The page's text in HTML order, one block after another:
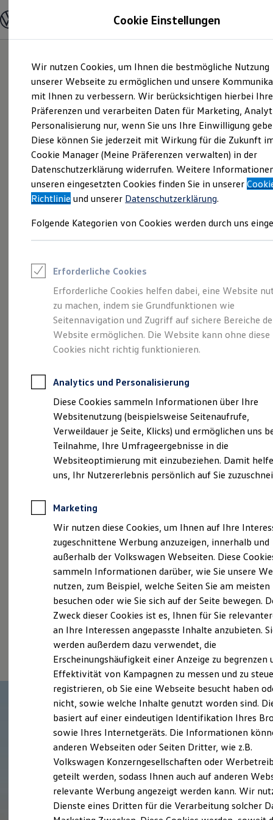
Hauptinhalt
springen
Footer
springen
Modelle und Konfigurator
Modelle vergleichen
Elektroautos
ENERGY Sondermodelle
Nutzfahrzeuge
SUV und CUV
Familienautos
Kombis
Kompaktwagen
Sportwagen
Schnell verfügbare Fahrzeuge
Angebote und Produkte
Aktuelle Angebote
E-Auto-Förderung
Volkswagen Marktplatz
Junge Gebrauchtwagen und Gebrauchtwagen
Saisonangebote
Leasing
Leasing-Angebote
Gebrauchtwagen Leasing
Junge Gebrauchtwagen-Leasing
Elektroauto Leasing
Kleinwagen-Leasing
Leasing ohne Anzahlung
Autokredit mit Schlussrate
Versicherungen und Garantien
Kfz-Versicherung
Restschuldversicherungen
Garantien
Wartungsverträge
Geschäftskunden
Professional Class bei Volkswagen
Großkunden
Behörden
Anpfiff zum Gewinn
Elektroautos
ID. Tutorials
Elektrofahrzeugkonzepte
Reichweite
Reichweite der ID. Modelle
Reichweite im Winter
Laden
Laden unterwegs
Laden Zuhause
Ladezeitensimulator
Batterie
Sicherheit
Garantie und Lebensdauer
Nachhaltigkeit
Technologie
Kosten und Kauf
Verbrauchskosten
Kaufoptionen
E-Auto-Förderung
Software und Konnektivität
Die ID. Software 6
ID. Software Versionen und Updates
Digitale Extras
Schnittstellen zu Ihrem ID.
Mehr Raum für alle(s).
Der Tayron.
Probefahrt vereinbaren
Fahrzeugangebot anfordern
Cookie Einstellungen
Wir nutzen Cookies, um Ihnen die bestmögliche Nutzung
unserer Webseite zu ermöglichen und unsere
mit Ihnen zu verbessern. Wir berücksichtigen hierbei Ihre
Präferenzen und verarbeiten Daten für Marketing,
Personalisierung nur, wenn Sie uns Ihre Einwilligung
Diese können Sie jederzeit mit Wirkung für die Zukunft
Cookie Manager (Meine Präferenzen verwalten) in der
Datenschutzerklärung widerrufen. Weitere
unseren eingesetzten Cookies finden Sie in unserer
Richtlinie und unserer Datenschutzerklärung.
Folgende Kategorien von Cookies werden durch uns
Erforderliche Cookies
Erforderliche Cookies helfen dabei, eine Website
zu machen, indem sie Grundfunktionen wie
Seitennavigation und Zugriff auf sichere Bereiche
Website ermöglichen. Die Website kann ohne diese
Cookies nicht richtig funktionieren.
Analytics und Personalisierung
Diese Cookies sammeln Informationen über Ihre
Websitenutzung (beispielsweise Seitenaufrufe,
Verweildauer je Seite, Klicks) und ermöglichen uns
Teilnahme, Ihre Umfrageergebnisse in die
Websiteoptimierung mit einzubeziehen. Damit
uns, Ihr Nutzererlebnis persönlich auf Sie
Marketing
Wir nutzen diese Cookies, um Ihnen auf Ihre
zugeschnittene Werbung anzuzeigen, innerhalb und
außerhalb der Volkswagen Webseiten. Diese
sammeln Informationen darüber, wie Sie unsere
nutzen, zum Beispiel, welche Seiten Sie am meisten
besuchen oder wie Sie sich auf der Seite bewegen.
Zweck dieser Cookies ist es, Ihnen für Sie
an Ihre Interessen angepasste Inhalte anzubieten.
werden außerdem dazu verwendet, die
Erscheinungshäufigkeit einer Anzeige zu begrenzen
Effektivität von Kampagnen zu messen und zu
registrieren, ob Sie eine Webseite besucht haben
nicht, sowie welche Inhalte genutzt worden sind.
basiert auf einer eindeutigen Identifikation Ihres
sowie Ihres Internetgeräts. Die Informationen
anderen Webseiten oder Seiten Dritter, wie z.B.
Volkswagen Konzerngesellschaften oder
geteilt werden, sodass Ihnen auch auf anderen
relevante Werbung angezeigt werden kann. Wir
Dienste eines Dritten für die Verarbeitung solcher